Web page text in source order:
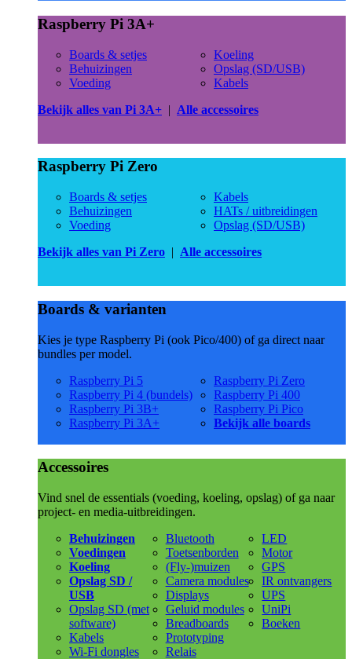
Raspberry Pi 3A+
Boards & setjes
Behuizingen
Voeding
Koeling
Opslag (SD/USB)
Kabels
Bekijk alles van Pi 3A+ | Alle accessoires
Raspberry Pi Zero
Boards & setjes
Behuizingen
Voeding
Kabels
HATs / uitbreidingen
Opslag (SD/USB)
Bekijk alles van Pi Zero | Alle accessoires
Boards & varianten
Kies je type Raspberry Pi (ook Pico/400) of ga direct naar
bundles per model.
Raspberry Pi 5
Raspberry Pi 4 (bundels)
Raspberry Pi 3B+
Raspberry Pi 3A+
Raspberry Pi Zero
Raspberry Pi 400
Raspberry Pi Pico
Bekijk alle boards
Accessoires
Vind snel de essentials (voeding, koeling, opslag) of ga naar
project- en media-uitbreidingen.
Behuizingen
Voedingen
Koeling
Opslag SD /
USB
Opslag SD (met
software)
Kabels
Wi-Fi dongles
Bluetooth
Toetsenborden
(Fly-)muizen
Camera modules
Displays
Geluid modules
Breadboards
Prototyping
Relais
LED
Motor
GPS
IR ontvangers
UPS
UniPi
Boeken